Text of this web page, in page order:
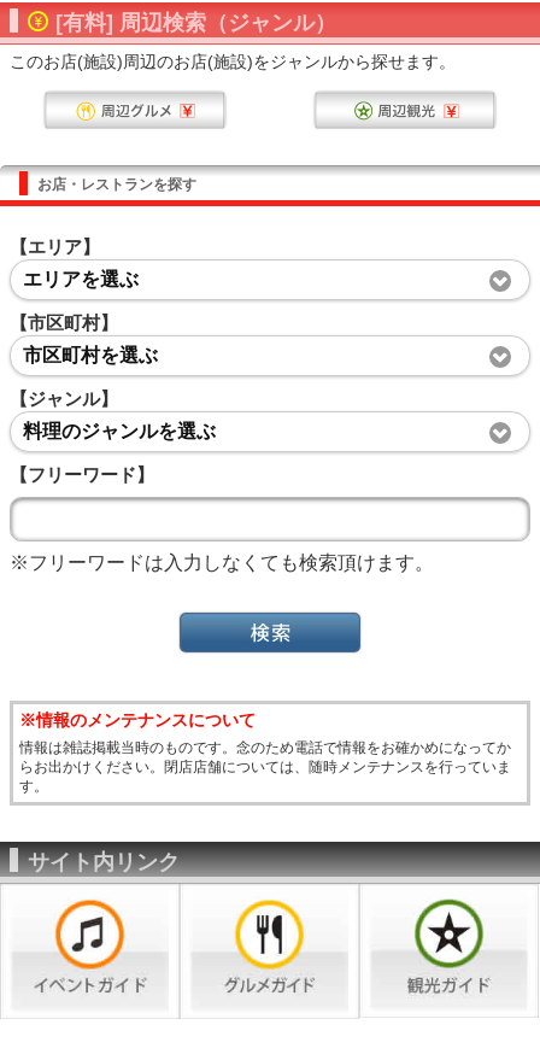
[有料] 周辺検索（ジャンル）
このお店(施設)周辺のお店(施設)をジャンルから探せます。
お店・レストランを探す
【エリア】
エリアを選ぶ
【市区町村】
市区町村を選ぶ
【ジャンル】
料理のジャンルを選ぶ
【フリーワード】
※フリーワードは入力しなくても検索頂けます。
※情報のメンテナンスについて
情報は雑誌掲載当時のものです。念のため電話で情報をお確かめになってか
らお出かけください。閉店店舗については、随時メンテナンスを行っていま
す。
サイト内リンク